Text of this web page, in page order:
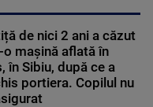
de nici 2 ani a căzut
mașină aflată în
în Sibiu, după ce a
portiera. Copilul nu